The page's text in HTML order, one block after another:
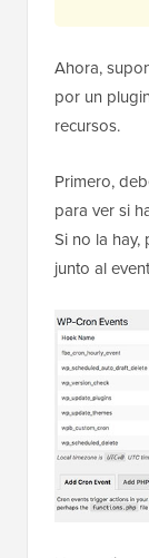
Ahora,
por un
recursos.
Primero,
para ver si
Si no la hay,
junto al